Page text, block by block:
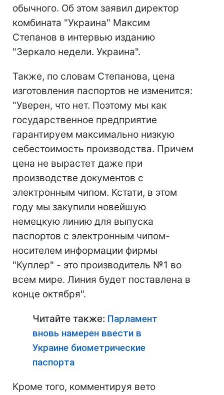
обычного. Об этом заявил директор
комбината "Украина" Максим
Степанов в интервью изданию
"Зеркало недели. Украина".
Также, по словам Степанова, цена
изготовления паспортов не изменится:
"Уверен, что нет. Поэтому мы как
государственное предприятие
гарантируем максимально низкую
себестоимость производства. Причем
цена не вырастет даже при
производстве документов с
электронным чипом. Кстати, в этом
году мы закупили новейшую
немецкую линию для выпуска
паспортов с электронным чипом-
носителем информации фирмы
"Куплер" - это производитель №1 во
всем мире. Линия будет поставлена в
конце октября".
Читайте также: Парламент
вновь намерен ввести в
Украине биометрические
паспорта
Кроме того, комментируя вето